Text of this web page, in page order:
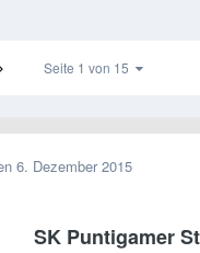
Seite 1 von 15
6. Dezember 2015
SK Puntigamer